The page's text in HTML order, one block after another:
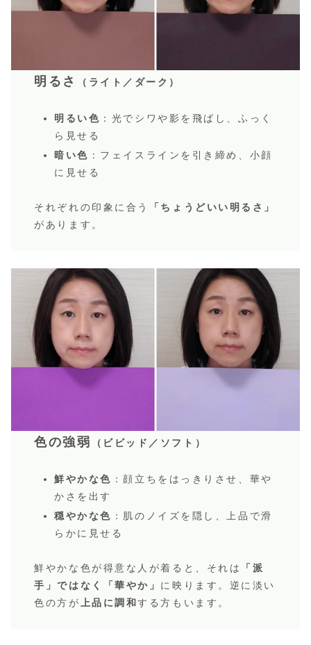
明るさ （ライト／ダーク）
明るい色 ：光でシワや影を飛ばし、ふっく
ら見せる
暗い色 ：フェイスラインを引き締め、小顔
に見せる
それぞれの印象に合う
「ちょうどいい明るさ」
があります。
色の強弱 （ビビッド／ソフト）
鮮やかな色 ：顔立ちをはっきりさせ、華や
かさを出す
穏やかな色 ：肌のノイズを隠し、上品で滑
らかに見せる
鮮やかな色が得意な人が着ると、それは
「派
手」ではなく「華やか」 に映ります。逆に淡い
色の方が上品に調和する方もいます。